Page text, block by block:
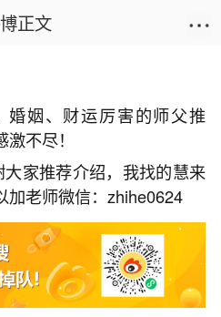
处理时间
13:47:09 5 9 赞
正文
姻、财运厉害的师父推
不尽！
家推荐介绍，我找的慧来
加老师微信：zhihe0624